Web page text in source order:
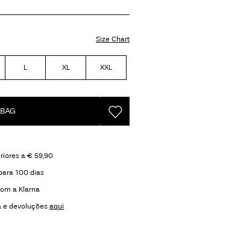
Size Chart
L XL XXL
a € 59,90
100 dias
a Klarna
e devoluções aqui